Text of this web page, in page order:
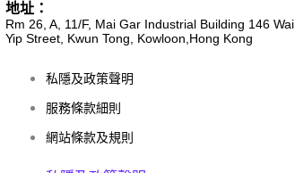
地址：
Rm 26, A, 11/F, Mai Gar Industrial Building 146 Wai
Yip Street, Kwun Tong, Kowloon,Hong Kong
私隱及政策聲明
服務條款細則
網站條款及規則